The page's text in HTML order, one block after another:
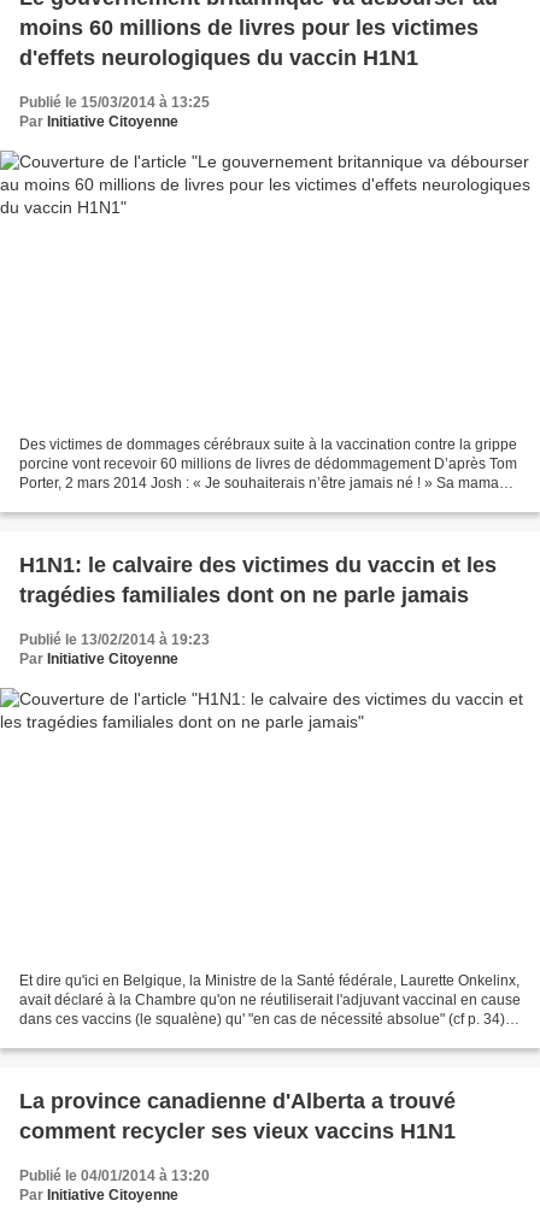
moins 60 millions de livres pour les victimes
d'effets neurologiques du vaccin H1N1
Publié le 15/03/2014 à 13:25
Par Initiative Citoyenne
Des victimes de dommages cérébraux suite à la vaccination contre la grippe
porcine vont recevoir 60 millions de livres de dédommagement D’après Tom
Porter, 2 mars 2014 Josh : « Je souhaiterais n’être jamais né ! » Sa maman
H1N1: le calvaire des victimes du vaccin et les
tragédies familiales dont on ne parle jamais
Publié le 13/02/2014 à 19:23
Par Initiative Citoyenne
Et dire qu'ici en Belgique, la Ministre de la Santé fédérale, Laurette Onkelinx,
avait déclaré à la Chambre qu'on ne réutiliserait l'adjuvant vaccinal en cause
dans ces vaccins (le squalène) qu' "en cas de nécessité absolue" (cf p. 34)!
La province canadienne d'Alberta a trouvé
comment recycler ses vieux vaccins H1N1
Publié le 04/01/2014 à 13:20
Par Initiative Citoyenne